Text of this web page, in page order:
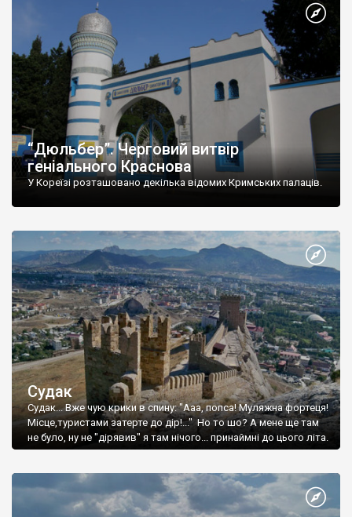
“Дюльбер”. Черговий витвір
геніального Краснова
У Кореїзі розташовано декілька відомих Кримських палаців.
Судак
Судак... Вже чую крики в спину: "Ааа, попса! Муляжна фортеця!
Місце,туристами затерте до дір!..." Но то шо? А мене ще там
не було, ну не "дірявив" я там нічого... принаймні до цього літа.